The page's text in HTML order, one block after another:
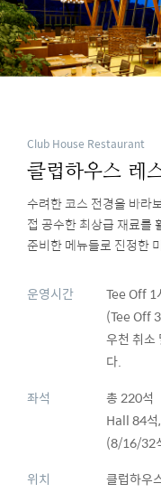
Club House Restaurant
클럽하우스 레
수려한 코스 전경을 바라
접 공수한 최상급 재료를
준비한 메뉴들로 진정한
운영시간
Tee Off 1
(Tee Off
우천 취소
다.
좌석
총 220석
Hall 84
(8/16/32
위치
클럽하우